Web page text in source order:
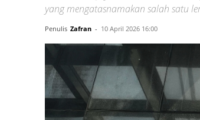
yang mengatasnamakan salah satu
Penulis Zafran - 10 April 2026 16:00